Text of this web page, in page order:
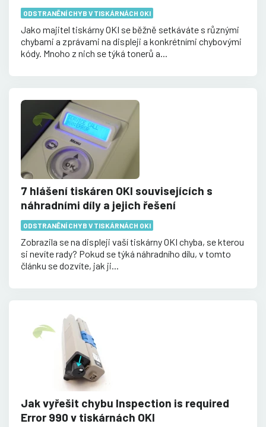
ODSTRANĚNÍ CHYB V TISKÁRNÁCH OKI
Jako majitel tiskárny OKI se běžně setkáváte s různými
chybami a zprávami na displeji a konkrétními chybovými
kódy. Mnoho z nich se týká tonerů a...
7 hlášení tiskáren OKI souvisejících s
náhradními díly a jejich řešení
ODSTRANĚNÍ CHYB V TISKÁRNÁCH OKI
Zobrazila se na displeji vaší tiskárny OKI chyba, se kterou
si nevíte rady? Pokud se týká náhradního dílu, v tomto
článku se dozvíte, jak ji...
Jak vyřešit chybu Inspection is required
Error 990 v tiskárnách OKI